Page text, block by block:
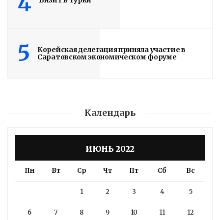
5
Корейская делегация приняла участие в
Саратовском экономическом форуме
Календарь
ИЮНЬ 2022
Пн Вт Ср Чт Пт Сб Вс
1 2 3 4 5
6 7 8 9 10 11 12